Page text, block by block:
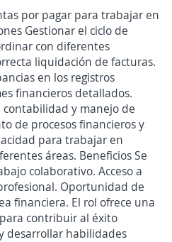
por pagar para trabajar en
Gestionar el ciclo de
con diferentes
liquidación de facturas.
en los registros
financieros detallados.
contabilidad y manejo de
de procesos financieros y
para trabajar en
áreas. Beneficios Se
colaborativo. Acceso a
Oportunidad de
financiera. El rol ofrece una
contribuir al éxito
desarrollar habilidades